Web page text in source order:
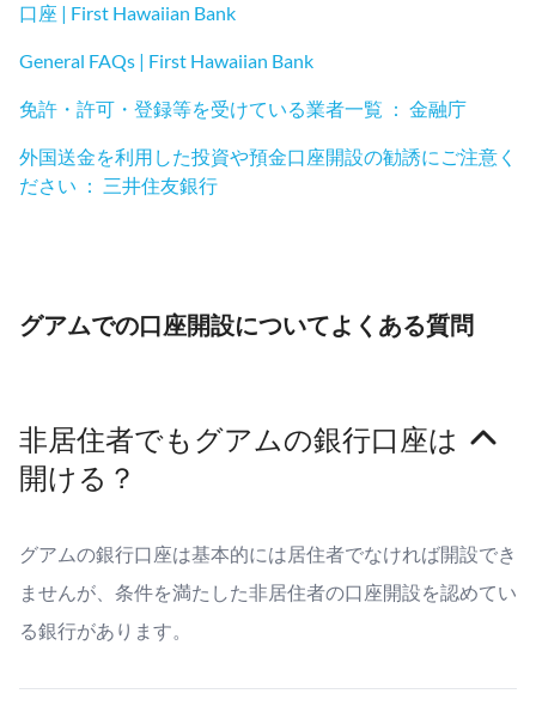
口座 | First Hawaiian Bank
General FAQs | First Hawaiian Bank
免許・許可・登録等を受けている業者一覧 ： 金融庁
外国送金を利用した投資や預金口座開設の勧誘にご注意く
ださい ： 三井住友銀行
グアムでの口座開設についてよくある質問
非居住者でもグアムの銀行口座は
開ける？
グアムの銀行口座は基本的には居住者でなければ開設でき
ませんが、条件を満たした非居住者の口座開設を認めてい
る銀行があります。